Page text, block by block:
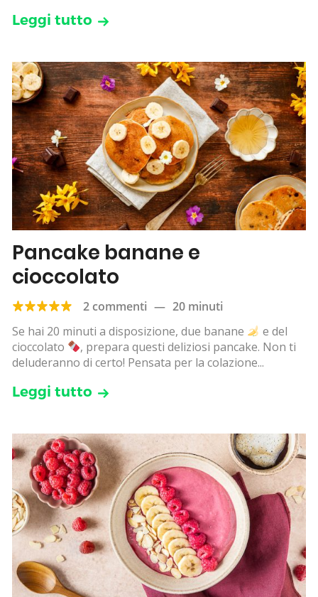
Leggi tutto
Pancake banane e
cioccolato
2 commenti — 20 minuti
Se hai 20 minuti a disposizione, due banane
e del
cioccolato
, prepara questi deliziosi pancake. Non ti
deluderanno di certo! Pensata per la colazione...
Leggi tutto